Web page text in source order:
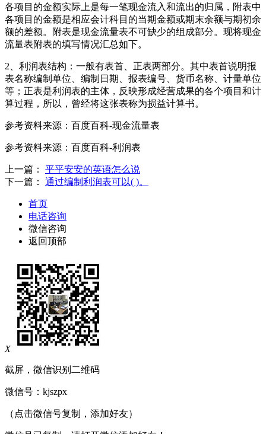
各项目的金额实际上是每一笔现金流入和流出的归属，附表中
各项目的金额是相应会计科目的当期金额或期末余额与期初余
额的差额。附表是现金流量表不可缺少的组成部分。现将现金
流量表附表的填写情况汇总如下。
2、利润表结构：一般有表首、正表两部分。其中表首说明报
表名称编制单位、编制日期、报表编号、货币名称、计量单位
等；正表是利润表的主体，反映形成经营成果的各个项目和计
算过程，所以，曾经将这张表称为损益计算书。
参考资料来源：百度百科-现金流量表
参考资料来源：百度百科-利润表
上一篇： 平平安安的英语怎么说
下一篇： 通过编制利润表可以( )。
首页
电话咨询
微信咨询
返回顶部
X
截屏，微信识别二维码
微信号： kjszpx
（点击微信号复制，添加好友）